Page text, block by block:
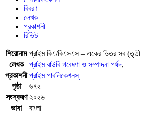
বিবরণ
লেখক
প্রকাশনী
রিভিউ
শিরোনাম প্রাইম বিএ/বিএসএস – একের ভিতর সব
লেখক
প্রাইম বাউবি গবেষণা ও সম্পাদনা পর্ষদ,
প্রকাশনী প্রাইম পাবলিকেশনস্
পৃষ্ঠা
৬৭২
সংস্করণ ২০২৬
ভাষা
বাংলা